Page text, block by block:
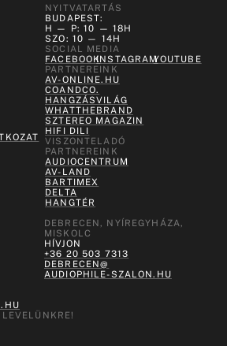
NYITVATARTÁS
BUDAPEST:
H — P: 10 — 18H
SZO: 10 — 14H
SOCIAL MEDIA
FACEBOOKINSTAGRAMYOUTUBE
PARTNEREINK
AV-ONLINE.HU
COANDCO.
HANGZÁSVILÁG
WHATTHEBRAND
SZTEREO MAGAZIN
HIFI DILI
VISZONTELADÓ
PARTNEREINK
AUDIOCENTRUM
AV-LAND
BARTIMEX
DELTA
HANGTÉR
DEBRECEN, NYÍREGYHÁZA,
MISKOLC
HÍVJON
+36 20 503 7313
DEBRECEN@
AUDIOPHILE-SZALON.HU